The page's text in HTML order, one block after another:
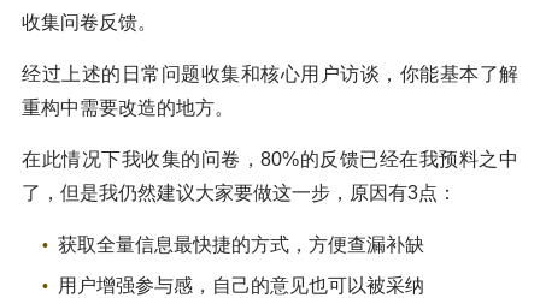
收集问卷反馈。
经过上述的日常问题收集和核心用户访谈，你能基本了解
重构中需要改造的地方。
在此情况下我收集的问卷，80%的反馈已经在我预料之中
了，但是我仍然建议大家要做这一步，原因有3点：
获取全量信息最快捷的方式，方便查漏补缺
用户增强参与感，自己的意见也可以被采纳